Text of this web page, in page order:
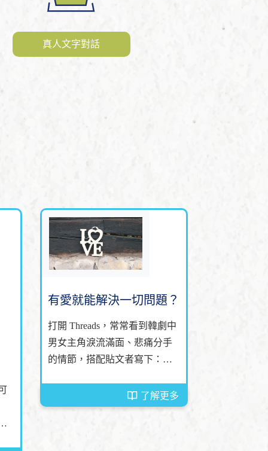
真人文字對話
有愛就能解決一切問題？
打開 Threads，常常看到韓劇中
男女主角淚流滿面、悲痛分手
的情節，搭配貼文者寫下：
而留言區裡，總有人回應：
「因為問題大於愛。」
了解更多